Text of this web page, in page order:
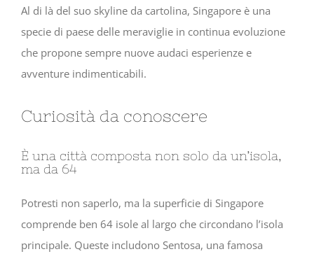
Al di là del suo skyline da cartolina, Singapore è una
specie di paese delle meraviglie in continua evoluzione
che propone sempre nuove audaci esperienze e
avventure indimenticabili.
Curiosità da conoscere
È una città composta non solo da un’isola,
ma da 64
Potresti non saperlo, ma la superficie di Singapore
comprende ben 64 isole al largo che circondano l’isola
principale. Queste includono Sentosa, una famosa